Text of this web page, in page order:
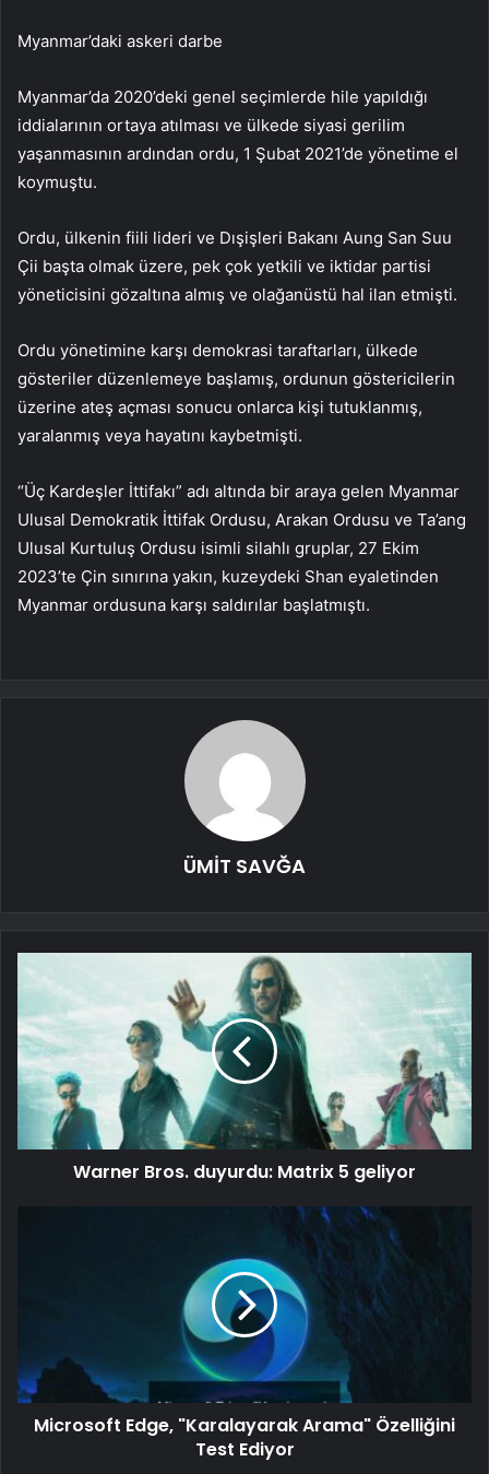
Myanmar’daki askeri darbe
Myanmar’da 2020’deki genel seçimlerde hile yapıldığı
iddialarının ortaya atılması ve ülkede siyasi gerilim
yaşanmasının ardından ordu, 1 Şubat 2021’de yönetime el
koymuştu.
Ordu, ülkenin fiili lideri ve Dışişleri Bakanı Aung San Suu
Çii başta olmak üzere, pek çok yetkili ve iktidar partisi
yöneticisini gözaltına almış ve olağanüstü hal ilan etmişti.
Ordu yönetimine karşı demokrasi taraftarları, ülkede
gösteriler düzenlemeye başlamış, ordunun göstericilerin
üzerine ateş açması sonucu onlarca kişi tutuklanmış,
yaralanmış veya hayatını kaybetmişti.
“Üç Kardeşler İttifakı” adı altında bir araya gelen Myanmar
Ulusal Demokratik İttifak Ordusu, Arakan Ordusu ve Ta’ang
Ulusal Kurtuluş Ordusu isimli silahlı gruplar, 27 Ekim
2023’te Çin sınırına yakın, kuzeydeki Shan eyaletinden
Myanmar ordusuna karşı saldırılar başlatmıştı.
ÜMİT SAVĞA
Warner Bros. duyurdu: Matrix 5 geliyor
Microsoft Edge, "Karalayarak Arama" Özelliğini
Test Ediyor